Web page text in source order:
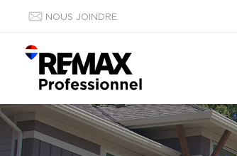
NOUS JOINDRE